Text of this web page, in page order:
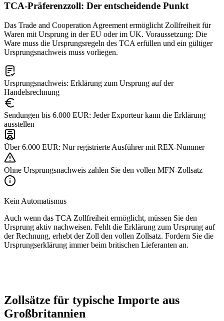
TCA-Präferenzzoll: Der entscheidende Punkt
Das Trade and Cooperation Agreement ermöglicht Zollfreiheit für
Waren mit Ursprung in der EU oder im UK. Voraussetzung: Die
Ware muss die Ursprungsregeln des TCA erfüllen und ein gültiger
Ursprungsnachweis muss vorliegen.
Ursprungsnachweis: Erklärung zum Ursprung auf der
Handelsrechnung
Sendungen bis 6.000 EUR: Jeder Exporteur kann die Erklärung
ausstellen
Über 6.000 EUR: Nur registrierte Ausführer mit REX-Nummer
Ohne Ursprungsnachweis zahlen Sie den vollen MFN-Zollsatz
Kein Automatismus
Auch wenn das TCA Zollfreiheit ermöglicht, müssen Sie den
Ursprung aktiv nachweisen. Fehlt die Erklärung zum Ursprung auf
der Rechnung, erhebt der Zoll den vollen Zollsatz. Fordern Sie die
Ursprungserklärung immer beim britischen Lieferanten an.
Zollsätze für typische Importe aus
Großbritannien